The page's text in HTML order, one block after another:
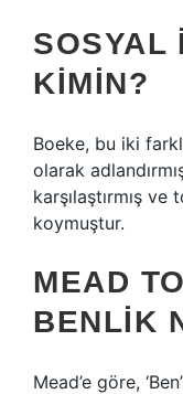
SOSYAL
KIMIN?
Boeke, bu iki
olarak
karşılaştırmış
koymuştur.
MEAD
BENLIK
Mead’e göre,